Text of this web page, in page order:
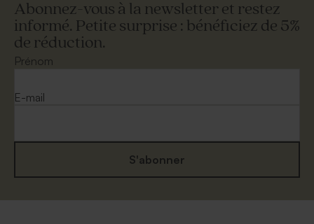
Enveloppe mariage
terracotta
Abonnez-vous à la newsletter et restez
informé. Petite surprise : bénéficiez de 5%
de réduction.
Prénom
E-mail
S'abonner